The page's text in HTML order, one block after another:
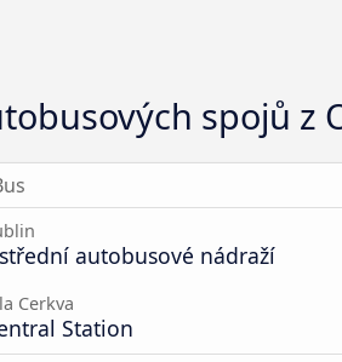
spojů z
autobusové nádraží
Cerkva
Station